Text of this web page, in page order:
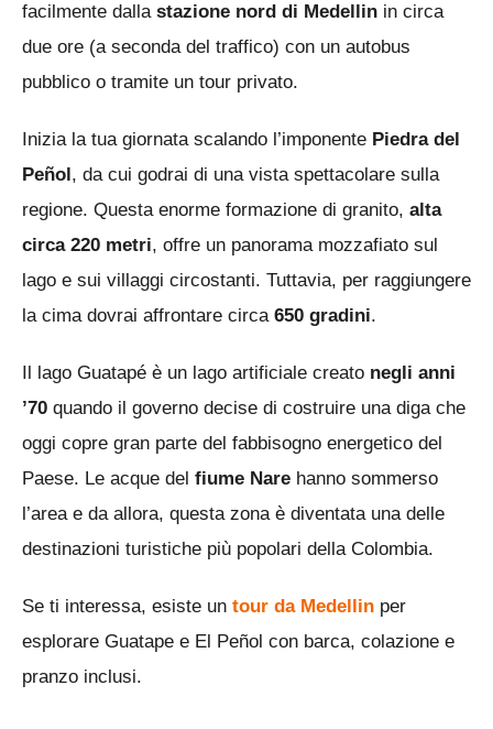
facilmente dalla stazione nord di Medellin in circa
due ore (a seconda del traffico) con un autobus
pubblico o tramite un tour privato.
Inizia la tua giornata scalando l’imponente Piedra del
Peñol, da cui godrai di una vista spettacolare sulla
regione. Questa enorme formazione di granito, alta
circa 220 metri, offre un panorama mozzafiato sul
lago e sui villaggi circostanti. Tuttavia, per raggiungere
la cima dovrai affrontare circa 650 gradini.
Il lago Guatapé è un lago artificiale creato negli anni
’70 quando il governo decise di costruire una diga che
oggi copre gran parte del fabbisogno energetico del
Paese. Le acque del fiume Nare hanno sommerso
l’area e da allora, questa zona è diventata una delle
destinazioni turistiche più popolari della Colombia.
Se ti interessa, esiste un tour da Medellin per
esplorare Guatape e El Peñol con barca, colazione e
pranzo inclusi.